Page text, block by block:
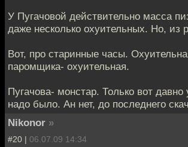
У Пугачовой действительно масса
даже несколько охуительных. Но, из
Вот, про старинные часы.
паромщика- охуительная.
Пугачова- монстар. Только вот давно
надо было. Ан нет, до последнего
Nikonor »
#20 | 06.07.09 14:34